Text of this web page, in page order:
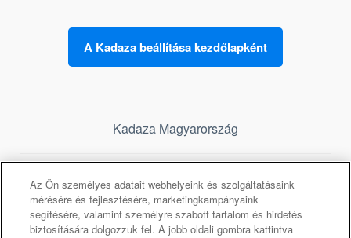
A Kadaza beállítása kezdőlapként
Kadaza Magyarország
Az Ön személyes adatait webhelyeink és szolgáltatásaink
mérésére és fejlesztésére, marketingkampányaink
segítésére, valamint személyre szabott tartalom és hirdetés
biztosítására dolgozzuk fel. A jobb oldali gombra kattintva